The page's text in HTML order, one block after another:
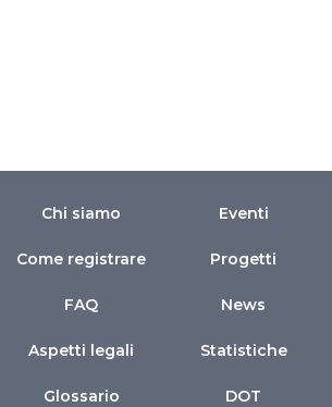
Chi siamo
Come registrare
FAQ
Aspetti legali
Glossario
Eventi
Progetti
News
Statistiche
DOT